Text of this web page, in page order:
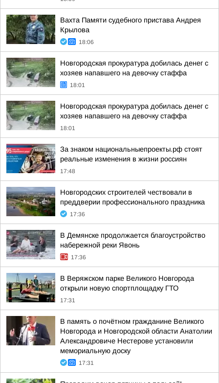
Вахта Памяти судебного пристава Андрея
Крылова
18:06
Новгородская прокуратура добилась денег с
хозяев напавшего на девочку стаффа
18:01
Новгородская прокуратура добилась денег с
хозяев напавшего на девочку стаффа
18:01
За знаком национальныепроекты.рф стоят
реальные изменения в жизни россиян
17:48
Новгородских строителей чествовали в
преддверии профессионального праздника
17:36
В Демянске продолжается благоустройство
набережной реки Явонь
17:36
В Веряжском парке Великого Новгорода
открыли новую спортплощадку ГТО
17:31
В память о почётном гражданине Великого
Новгорода и Новгородской области Анатолии
Александровиче Нестерове установили
мемориальную доску
17:31